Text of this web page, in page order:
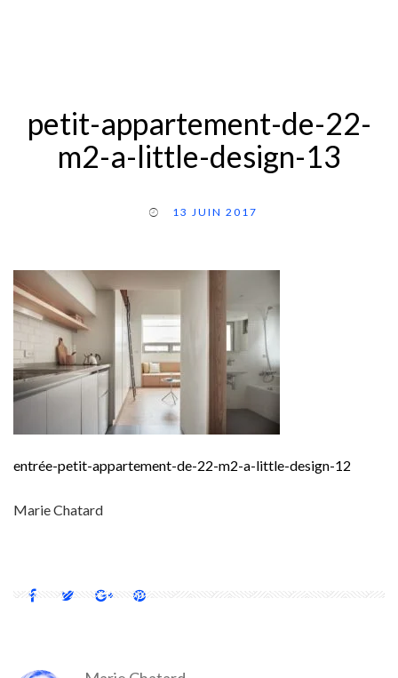
petit-appartement-de-22-
m2-a-little-design-13
13 JUIN 2017
entrée-petit-appartement-de-22-m2-a-little-design-12
Marie Chatard